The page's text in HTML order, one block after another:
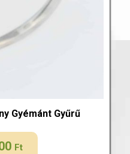
Gyémánt Gyűrű
Ft